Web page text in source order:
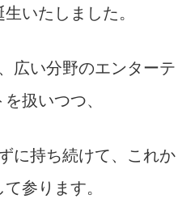
いたしました。
広い分野のエンターテ
扱いつつ、
に持ち続けて、これか
参ります。